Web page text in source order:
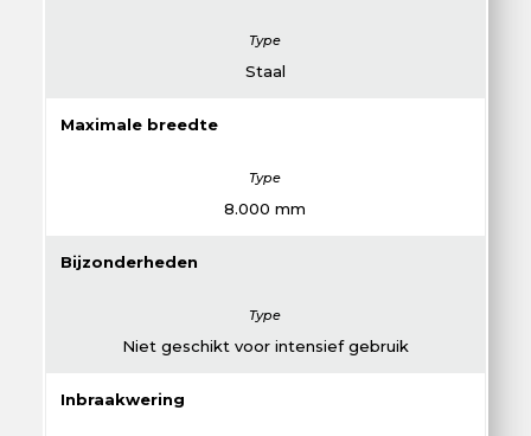
Staal
Maximale breedte
8.000 mm
Bijzonderheden
Niet geschikt voor intensief gebruik
Inbraakwering